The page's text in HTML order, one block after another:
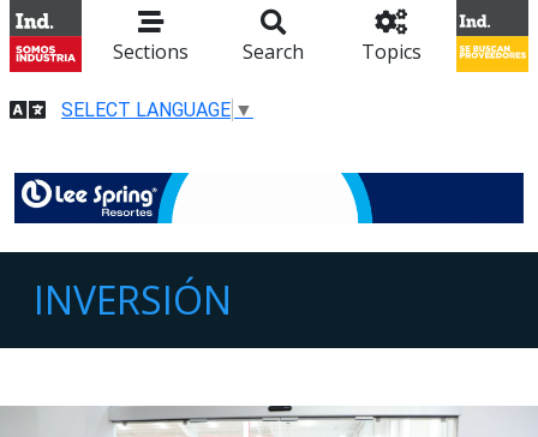
Sections Search Topics
SELECT LANGUAGE ▼
INVERSIÓN